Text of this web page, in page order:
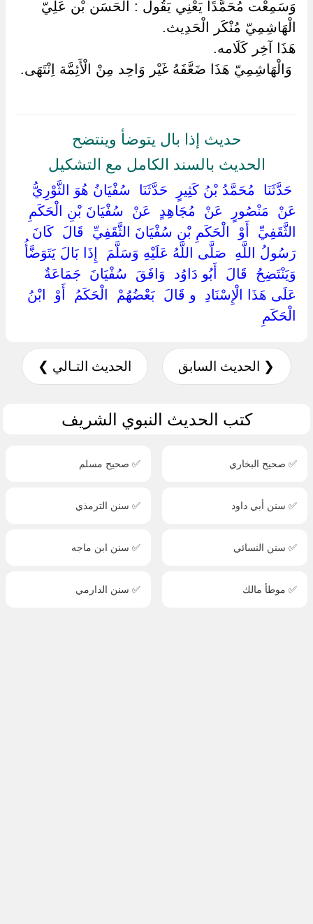
وَسَمِعْت مُحَمَّدًا يَعْنِي يَقُول : الْحَسَن بْن عَلِيّ
الْهَاشِمِيّ مُنْكَر الْحَدِيث.
هَذَا آخِر كَلَامه.
‏ ‏وَالْهَاشِمِيّ هَذَا ضَعَّفَهُ غَيْر وَاحِد مِنْ الْأَئِمَّة اِنْتَهَى.
حديث إذا بال يتوضأ وينتضح
الحديث بالسند الكامل مع التشكيل
‏ ‏حَدَّثَنَا ‏ ‏مُحَمَّدُ بْنُ كَثِيرٍ ‏ ‏حَدَّثَنَا ‏ ‏سُفْيَانُ هُوَ الثَّوْرِيُّ ‏
‏عَنْ ‏ ‏مَنْصُورٍ ‏ ‏عَنْ ‏ ‏مُجَاهِدٍ ‏ ‏عَنْ ‏ ‏سُفْيَانَ بْنِ الْحَكَمِ
الثَّقَفِيِّ ‏ ‏أَوْ ‏ ‏الْحَكَمِ بْنِ سُفْيَانَ الثَّقَفِيِّ ‏ ‏قَالَ ‏ ‏كَانَ
رَسُولُ اللَّهِ ‏ ‏صَلَّى اللَّهُ عَلَيْهِ وَسَلَّمَ ‏ ‏إِذَا بَالَ يَتَوَضَّأُ ‏
‏وَيَنْتَضِحُ ‏ ‏قَالَ ‏ ‏أَبُو دَاوُد ‏ ‏وَافَقَ ‏ ‏سُفْيَانَ ‏ ‏جَمَاعَةٌ
عَلَى هَذَا الْإِسْنَادِ ‏ ‏و قَالَ ‏ ‏بَعْضُهُمْ ‏ ‏الْحَكَمُ ‏ ‏أَوْ ‏ ‏ابْنُ
الْحَكَمِ ‏
❮ الحديث السابق الحديث التـالي ❯
كتب الحديث النبوي الشريف
✅ صحيح البخاري ✅ صحيح مسلم
✅ سنن أبي داود ✅ سنن الترمذي
✅ سنن النسائي ✅ سنن ابن ماجه
✅ موطأ مالك ✅ سنن الدارمي